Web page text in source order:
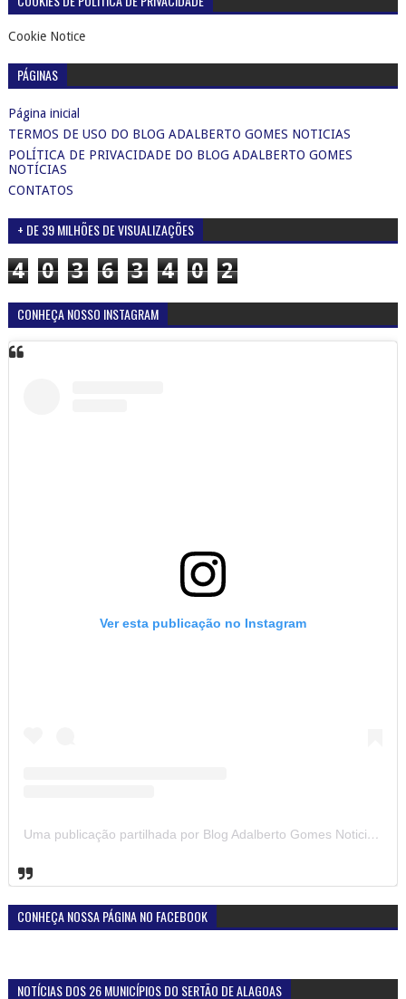
Cookie Notice
PÁGINAS
Página inicial
TERMOS DE USO DO BLOG ADALBERTO GOMES NOTICIAS
POLÍTICA DE PRIVACIDADE DO BLOG ADALBERTO GOMES
NOTÍCIAS
CONTATOS
+ DE 39 MILHÕES DE VISUALIZAÇÕES
4 0 3 6 3 4 0 2
CONHEÇA NOSSO INSTAGRAM
Ver esta publicação no Instagram
Uma publicação partilhada por Blog Adalberto Gomes Noticias (@blogadalbertogomesnoticiass)
CONHEÇA NOSSA PÁGINA NO FACEBOOK
NOTÍCIAS DOS 26 MUNICÍPIOS DO SERTÃO DE ALAGOAS